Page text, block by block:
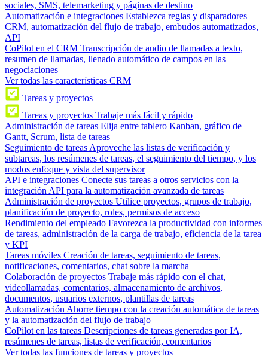
sociales, SMS, telemarketing y páginas de destino
Automatización e integraciones Establezca reglas y disparadores
CRM, automatización del flujo de trabajo, embudos automatizados,
API
CoPilot en el CRM Transcripción de audio de llamadas a texto,
resumen de llamadas, llenado automático de campos en las
negociaciones
Ver todas las características CRM
Tareas y proyectos
Tareas y proyectos Trabaje más fácil y rápido
Administración de tareas Elija entre tablero Kanban, gráfico de
Gantt, Scrum, lista de tareas
Seguimiento de tareas Aproveche las listas de verificación y
subtareas, los resúmenes de tareas, el seguimiento del tiempo, y los
modos enfoque y vista del supervisor
API e integraciones Conecte sus tareas a otros servicios con la
integración API para la automatización avanzada de tareas
Administración de proyectos Utilice proyectos, grupos de trabajo,
planificación de proyecto, roles, permisos de acceso
Rendimiento del empleado Favorezca la productividad con informes
de tareas, administración de la carga de trabajo, eficiencia de la tarea
y KPI
Tareas móviles Creación de tareas, seguimiento de tareas,
notificaciones, comentarios, chat sobre la marcha
Colaboración de proyectos Trabaje más rápido con el chat,
videollamadas, comentarios, almacenamiento de archivos,
documentos, usuarios externos, plantillas de tareas
Automatización Ahorre tiempo con la creación automática de tareas
y la automatización del flujo de trabajo
CoPilot en las tareas Descripciones de tareas generadas por IA,
resúmenes de tareas, listas de verificación, comentarios
Ver todas las funciones de tareas y proyectos